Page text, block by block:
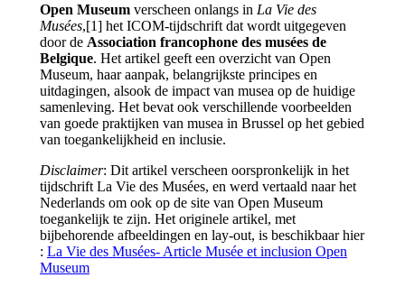
Open Museum verscheen onlangs in La Vie des
Musées,[1] het ICOM-tijdschrift dat wordt uitgegeven
door de Association francophone des musées de
Belgique. Het artikel geeft een overzicht van Open
Museum, haar aanpak, belangrijkste principes en
uitdagingen, alsook de impact van musea op de huidige
samenleving. Het bevat ook verschillende voorbeelden
van goede praktijken van musea in Brussel op het gebied
van toegankelijkheid en inclusie.
Disclaimer: Dit artikel verscheen oorspronkelijk in het
tijdschrift La Vie des Musées, en werd vertaald naar het
Nederlands om ook op de site van Open Museum
toegankelijk te zijn. Het originele artikel, met
bijbehorende afbeeldingen en lay-out, is beschikbaar hier
: La Vie des Musées- Article Musée et inclusion Open
Museum